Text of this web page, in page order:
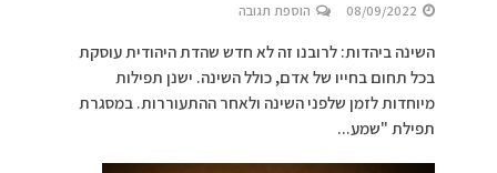
08/09/2022 הוספת תגובה
השינה ביהדות: לרובנו זה לא חדש שהדת היהודית עוסקת
בכל תחום בחייו של אדם, כולל השינה. ישנן תפילות
מיוחדות לזמן שלפני השינה ולאחר ההתעוררות. במסגרת
תפילת "שמע...